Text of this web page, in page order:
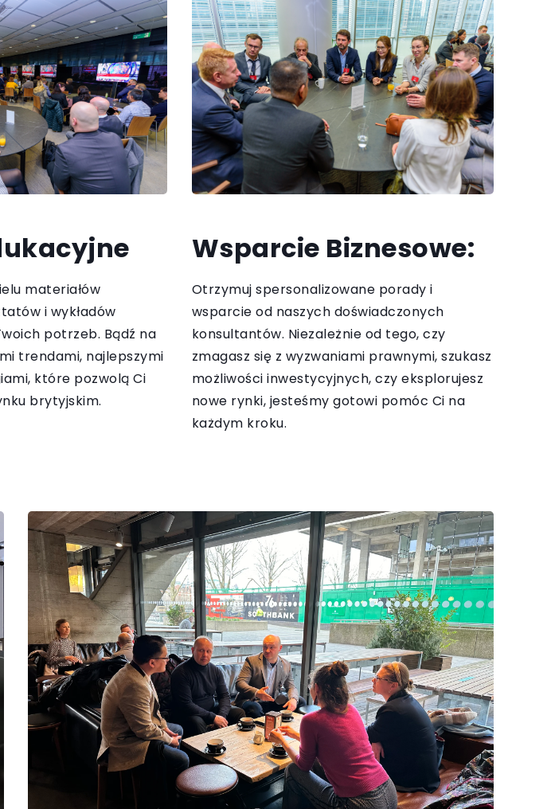
materiałów
i wykładów
potrzeb. Bądź na
trendami, najlepszymi
które pozwolą Ci
brytyjskim.
Wsparcie Biznesowe:
Otrzymuj spersonalizowane porady i
wsparcie od naszych doświadczonych
konsultantów. Niezależnie od tego, czy
zmagasz się z wyzwaniami prawnymi, szukasz
możliwości inwestycyjnych, czy eksplorujesz
nowe rynki, jesteśmy gotowi pomóc Ci na
każdym kroku.